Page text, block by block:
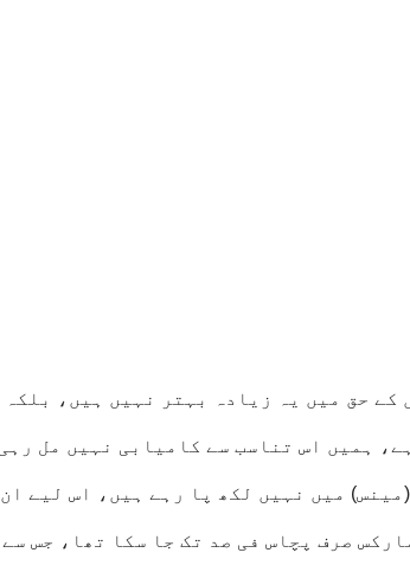
حق میں یہ زیادہ بہتر نہیں ہیں، بلکہ
ہمیں اس تناسب سے کامیابی نہیں مل
میں نہیں لکھ پا رہے ہیں، اس لیے
بچوں کا کٹ آف مارکس صرف پچاس فی صد تک جا سکا تھا، جس سے